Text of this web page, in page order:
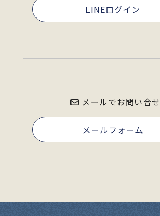
LINEログイン
メールでお問い合せ
メールフォーム